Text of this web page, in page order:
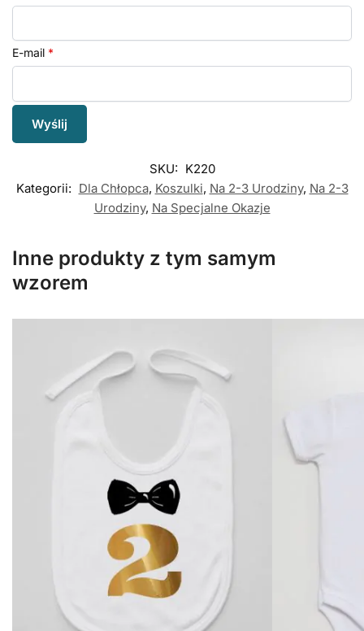
E-mail *
SKU: K220
Kategorii: Dla Chłopca, Koszulki, Na 2-3 Urodziny, Na 2-3
Urodziny, Na Specjalne Okazje
Inne produkty z tym samym
wzorem